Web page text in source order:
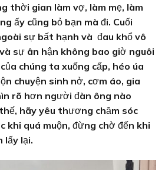
thời gian làm vợ, làm mẹ, làm
ấy cũng bỏ bạn mà đi. Cuối
sự bất hạnh và đau khổ vô
sự ân hận không bao giờ nguôi
chúng ta xuống cấp, héo úa
chuyện sinh nở, cơm áo, gia
rõ hơn người đàn ông nào
hãy yêu thương chăm sóc
quá muộn, đừng chờ đến khi
lấy lại.